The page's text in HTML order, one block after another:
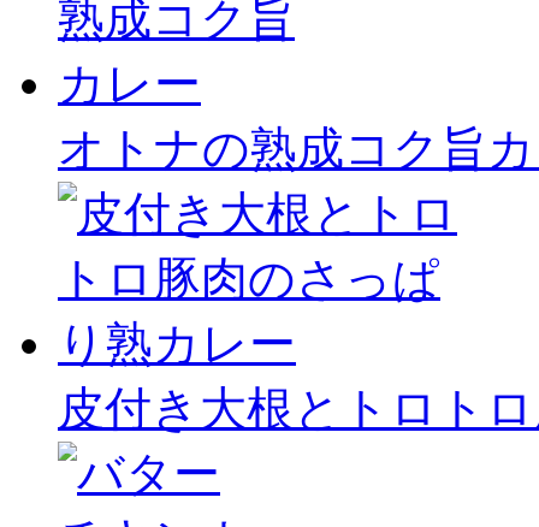
オトナの熟成コク旨
皮付き大根とトロト